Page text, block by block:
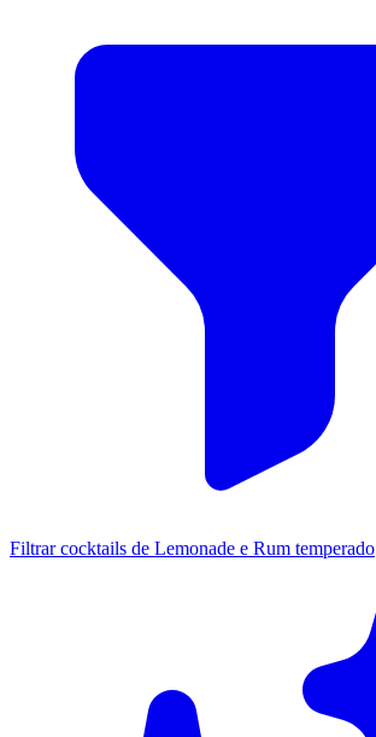
Filtrar cocktails de Lemonade e Rum temperado